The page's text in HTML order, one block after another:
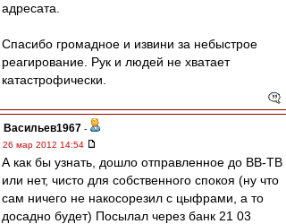
адресата.
Спасибо громадное и извини за небыстрое
реагирование. Рук и людей не хватает
катастрофически.
Васильев1967 -
26 мар 2012 14:54
А как бы узнать, дошло отправленное до ВВ-ТВ
или нет, чисто для собственного спокоя (ну что
сам ничего не накосорезил с цыфрами, а то
досадно будет) Посылал через банк 21 03